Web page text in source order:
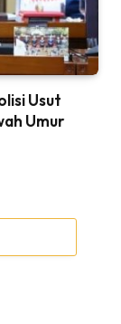
Usut
Umur